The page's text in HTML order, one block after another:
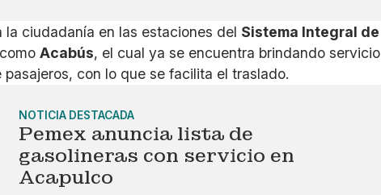
ciudadanía en las estaciones del Sistema Integral de
Acabús, el cual ya se encuentra brindando servicio
con lo que se facilita el traslado.
NOTICIA DESTACADA
Pemex anuncia lista de
gasolineras con servicio en
Acapulco